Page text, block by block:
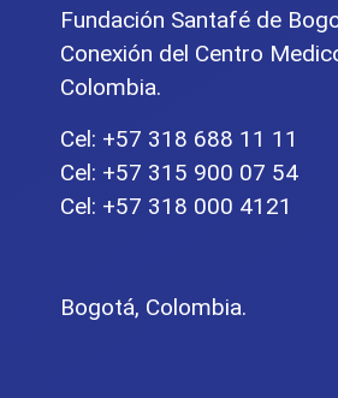
Fundación Santafé de
Conexión del Centro
Colombia.
Cel: +57 318 688 11 11
Cel: +57 315 900 07 54
Cel: +57 318 000 4121
Bogotá, Colombia.